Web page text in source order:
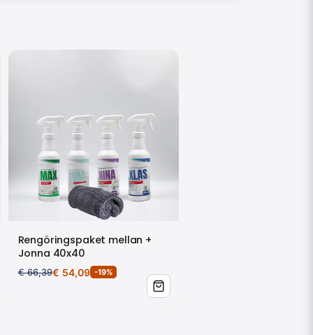
Rengöringspaket mellan +
Jonna 40x40
€ 66,39€ 54,09 -19%